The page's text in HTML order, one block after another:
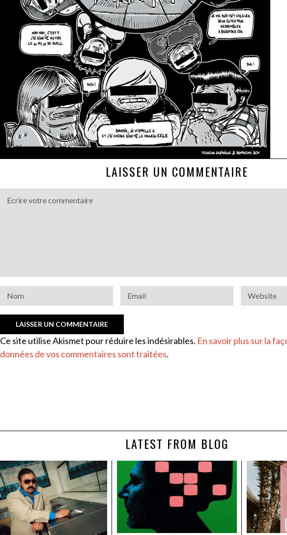
LAISSER UN COMMENTAIRE
Ce site utilise Akismet pour réduire les indésirables. En savoir plus sur la
données de vos commentaires sont traitées.
LATEST FROM BLOG